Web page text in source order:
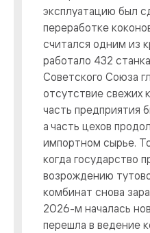
эксплуатацию был
переработке
считался одним из
работало 432
Советского Союза
отсутствие свежих
часть предприятия
а часть цехов
импортном сырье.
когда государство
возрождению
комбинат снова
2026-м началась
перешла в ведение